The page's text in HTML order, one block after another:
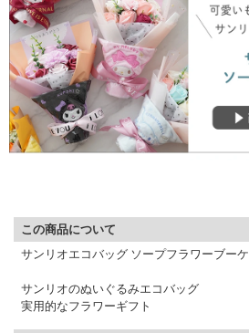
この商品について
サンリオエコバッグ ソープフラワーブーケ
サンリオのぬいぐるみエコバッグ
実用的なフラワーギフト